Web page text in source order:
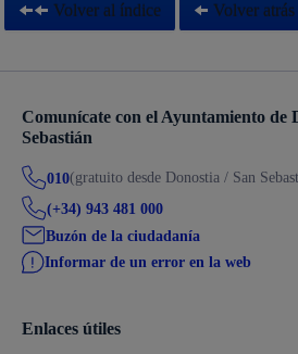
Volver al índice Volver atrás
Comunícate con el Ayuntamiento de
Sebastián
010(gratuito desde Donostia / San
(+34) 943 481 000
Buzón de la ciudadanía
Informar de un error en la web
Enlaces útiles